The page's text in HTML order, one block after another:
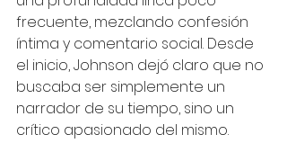
frecuente, mezclando confesión
íntima y comentario social. Desde
el inicio, Johnson dejó claro que no
buscaba ser simplemente un
narrador de su tiempo, sino un
crítico apasionado del mismo.